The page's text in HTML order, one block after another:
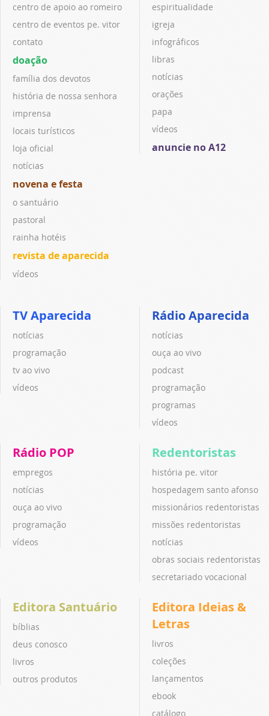
centro de apoio ao romeiro
centro de eventos pe. vitor
contato
doação
família dos devotos
história de nossa senhora
imprensa
locais turísticos
loja oficial
notícias
novena e festa
o santuário
pastoral
rainha hotéis
revista de aparecida
vídeos
espiritualidade
igreja
infográficos
libras
notícias
orações
papa
vídeos
anuncie no A12
TV Aparecida
notícias
programação
tv ao vivo
vídeos
Rádio Aparecida
notícias
ouça ao vivo
podcast
programação
programas
vídeos
Rádio POP
empregos
notícias
ouça ao vivo
programação
vídeos
Redentoristas
história pe. vitor
hospedagem santo afonso
missionários redentoristas
missões redentoristas
notícias
obras sociais redentoristas
secretariado vocacional
Editora Santuário
bíblias
deus conosco
livros
outros produtos
Editora Ideias &
Letras
livros
coleções
lançamentos
ebook
catálogo